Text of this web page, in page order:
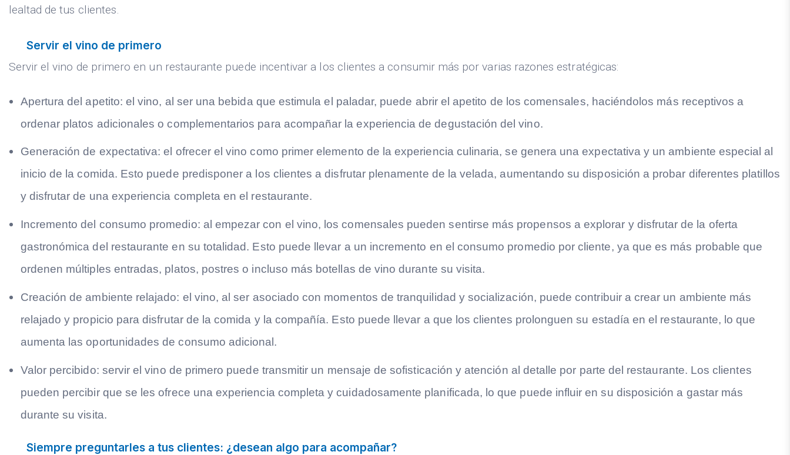
lealtad de tus clientes.
Servir el vino de primero
Servir el vino de primero en un restaurante puede incentivar a los clientes a consumir más por varias razones estratégicas:
Apertura del apetito: el vino, al ser una bebida que estimula el paladar, puede abrir el apetito de los comensales, haciéndolos más receptivos a
ordenar platos adicionales o complementarios para acompañar la experiencia de degustación del vino.
Generación de expectativa: el ofrecer el vino como primer elemento de la experiencia culinaria, se genera una expectativa y un ambiente especial al
inicio de la comida. Esto puede predisponer a los clientes a disfrutar plenamente de la velada, aumentando su disposición a probar diferentes platillos
y disfrutar de una experiencia completa en el restaurante.
Incremento del consumo promedio: al empezar con el vino, los comensales pueden sentirse más propensos a explorar y disfrutar de la oferta
gastronómica del restaurante en su totalidad. Esto puede llevar a un incremento en el consumo promedio por cliente, ya que es más probable que
ordenen múltiples entradas, platos, postres o incluso más botellas de vino durante su visita.
Creación de ambiente relajado: el vino, al ser asociado con momentos de tranquilidad y socialización, puede contribuir a crear un ambiente más
relajado y propicio para disfrutar de la comida y la compañía. Esto puede llevar a que los clientes prolonguen su estadía en el restaurante, lo que
aumenta las oportunidades de consumo adicional.
Valor percibido: servir el vino de primero puede transmitir un mensaje de sofisticación y atención al detalle por parte del restaurante. Los clientes
pueden percibir que se les ofrece una experiencia completa y cuidadosamente planificada, lo que puede influir en su disposición a gastar más
durante su visita.
Siempre preguntarles a tus clientes: ¿desean algo para acompañar?